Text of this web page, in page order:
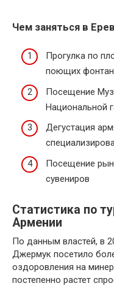
Чем заняться в
Прогулка по
поющих
Посещение
Национальной
Дегустация
Посещение
сувениров
Статистика по
Армении
По данным властей, в
Джермук посетило
оздоровления на
постепенно растет